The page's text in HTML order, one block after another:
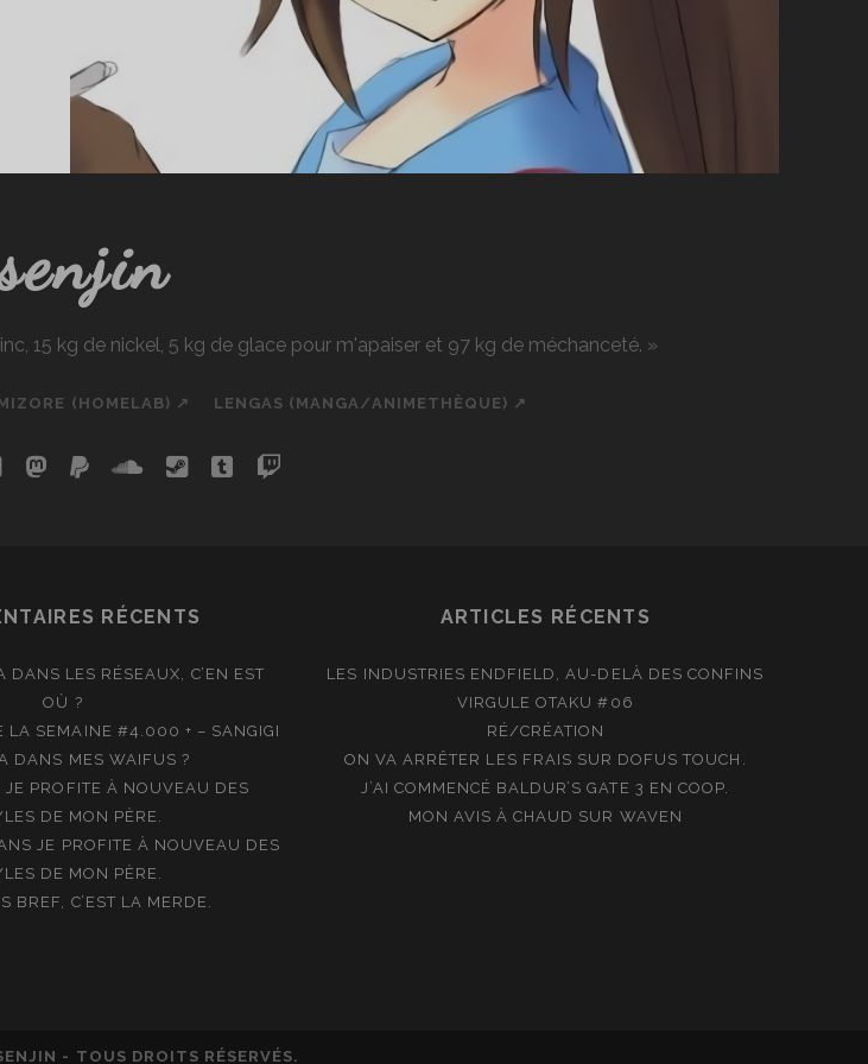
15 kg de nickel, 5 kg de glace pour m'apaiser et 97 kg de méchanceté. »
(HOMELAB) ↗ LENGAS (MANGA/ANIMETHÈQUE) ↗
githubmastodon
paypalsoundcloud
steamtumblrtwitch
RÉCENTS
DANS LES RÉSEAUX, C’EN EST
OÙ ?
LA SEMAINE #4.000 + – SANGIGI
DANS MES WAIFUS ?
JE PROFITE À NOUVEAU DES
DE MON PÈRE.
JE PROFITE À NOUVEAU DES
DE MON PÈRE.
BREF, C’EST LA MERDE.
ARTICLES RÉCENTS
LES INDUSTRIES ENDFIELD, AU-DELÀ DES CONFINS
VIRGULE OTAKU #06
RÉ/CRÉATION
ON VA ARRÊTER LES FRAIS SUR DOFUS TOUCH.
J’AI COMMENCÉ BALDUR’S GATE 3 EN COOP.
MON AVIS À CHAUD SUR WAVEN
- TOUS DROITS RÉSERVÉS.